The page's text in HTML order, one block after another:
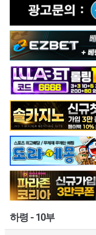
하령 - 10부